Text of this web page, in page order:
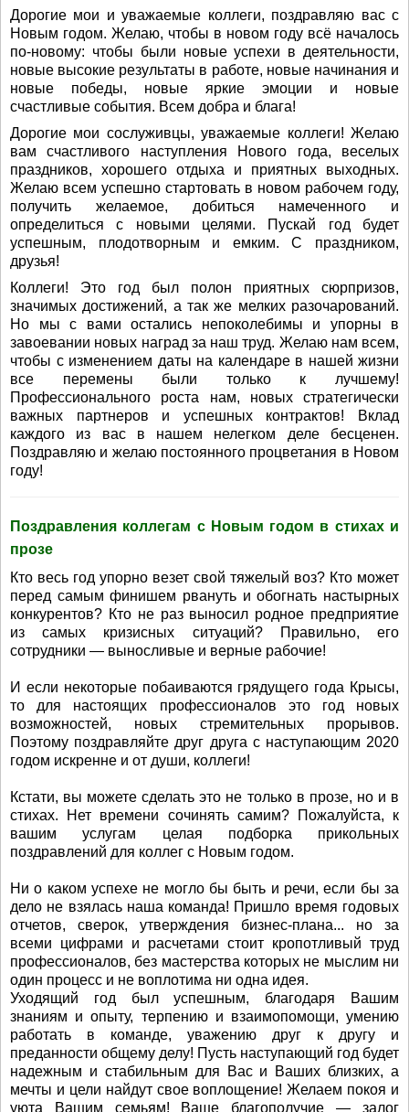
Дорогие мои и уважаемые коллеги, поздравляю вас с
Новым годом. Желаю, чтобы в новом году всё началось
по-новому: чтобы были новые успехи в деятельности,
новые высокие результаты в работе, новые начинания и
новые победы, новые яркие эмоции и новые
счастливые события. Всем добра и блага!
Дорогие мои сослуживцы, уважаемые коллеги! Желаю
вам счастливого наступления Нового года, веселых
праздников, хорошего отдыха и приятных выходных.
Желаю всем успешно стартовать в новом рабочем году,
получить желаемое, добиться намеченного и
определиться с новыми целями. Пускай год будет
успешным, плодотворным и емким. С праздником,
друзья!
Коллеги! Это год был полон приятных сюрпризов,
значимых достижений, а так же мелких разочарований.
Но мы с вами остались непоколебимы и упорны в
завоевании новых наград за наш труд. Желаю нам всем,
чтобы с изменением даты на календаре в нашей жизни
все перемены были только к лучшему!
Профессионального роста нам, новых стратегически
важных партнеров и успешных контрактов! Вклад
каждого из вас в нашем нелегком деле бесценен.
Поздравляю и желаю постоянного процветания в Новом
году!
Поздравления коллегам с Новым годом в стихах и
прозе
Кто весь год упорно везет свой тяжелый воз? Кто может
перед самым финишем рвануть и обогнать настырных
конкурентов? Кто не раз выносил родное предприятие
из самых кризисных ситуаций? Правильно, его
сотрудники — выносливые и верные рабочие!
И если некоторые побаиваются грядущего года Крысы,
то для настоящих профессионалов это год новых
возможностей, новых стремительных прорывов.
Поэтому поздравляйте друг друга с наступающим 2020
годом искренне и от души, коллеги!
Кстати, вы можете сделать это не только в прозе, но и в
стихах. Нет времени сочинять самим? Пожалуйста, к
вашим услугам целая подборка прикольных
поздравлений для коллег с Новым годом.
Ни о каком успехе не могло бы быть и речи, если бы за
дело не взялась наша команда! Пришло время годовых
отчетов, сверок, утверждения бизнес-плана... но за
всеми цифрами и расчетами стоит кропотливый труд
профессионалов, без мастерства которых не мыслим ни
один процесс и не воплотима ни одна идея.
Уходящий год был успешным, благодаря Вашим
знаниям и опыту, терпению и взаимопомощи, умению
работать в команде, уважению друг к другу и
преданности общему делу! Пусть наступающий год будет
надежным и стабильным для Вас и Ваших близких, а
мечты и цели найдут свое воплощение! Желаем покоя и
уюта Вашим семьям! Ваше благополучие — залог